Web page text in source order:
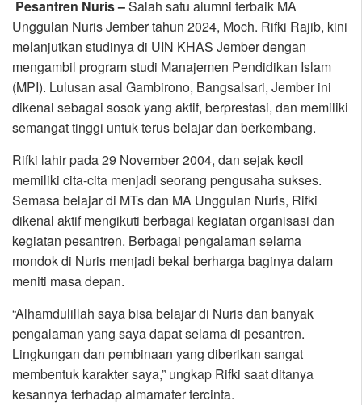
Pesantren Nuris –Salah satu alumni terbaik MA
Unggulan Nuris Jember tahun 2024, Moch. Rifki Rajib, kini
melanjutkan studinya di UIN KHAS Jember dengan
mengambil program studi Manajemen Pendidikan Islam
(MPI). Lulusan asal Gambirono, Bangsalsari, Jember ini
dikenal sebagai sosok yang aktif, berprestasi, dan memiliki
semangat tinggi untuk terus belajar dan berkembang.
Rifki lahir pada 29 November 2004, dan sejak kecil
memiliki cita-cita menjadi seorang pengusaha sukses.
Semasa belajar di MTs dan MA Unggulan Nuris, Rifki
dikenal aktif mengikuti berbagai kegiatan organisasi dan
kegiatan pesantren. Berbagai pengalaman selama
mondok di Nuris menjadi bekal berharga baginya dalam
meniti masa depan.
“Alhamdulillah saya bisa belajar di Nuris dan banyak
pengalaman yang saya dapat selama di pesantren.
Lingkungan dan pembinaan yang diberikan sangat
membentuk karakter saya,” ungkap Rifki saat ditanya
kesannya terhadap almamater tercinta.